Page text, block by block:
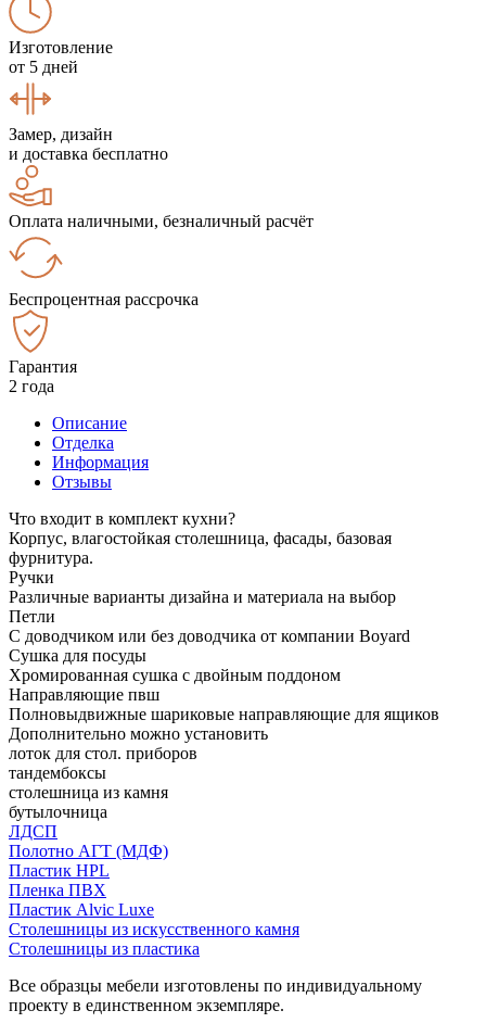
Изготовление
от 5 дней
Замер, дизайн
и доставка бесплатно
Оплата наличными, безналичный расчёт
Беспроцентная рассрочка
Гарантия
2 года
Описание
Отделка
Информация
Отзывы
Что входит в комплект кухни?
Корпус, влагостойкая столешница, фасады, базовая
фурнитура.
Ручки
Различные варианты дизайна и материала на выбор
Петли
С доводчиком или без доводчика от компании Boyard
Сушка для посуды
Хромированная сушка с двойным поддоном
Направляющие пвш
Полновыдвижные шариковые направляющие для ящиков
Дополнительно можно установить
лоток для стол. приборов
тандембоксы
столешница из камня
бутылочница
ЛДСП
Полотно АГТ (МДФ)
Пластик HPL
Пленка ПВХ
Пластик Alvic Luxe
Столешницы из искусственного камня
Столешницы из пластика
Все образцы мебели изготовлены по индивидуальному
проекту в единственном экземпляре.